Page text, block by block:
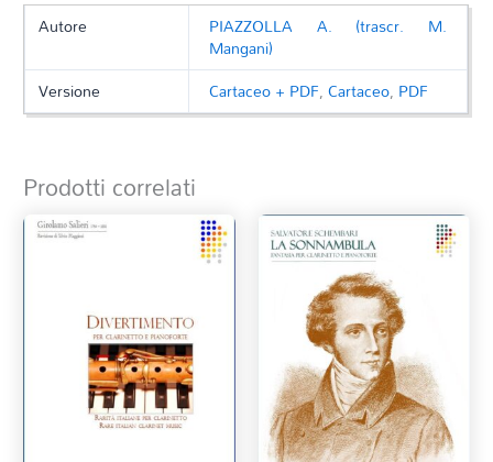
Autore PIAZZOLLA A. (trascr. M.
Mangani)
Versione
Cartaceo + PDF,Cartaceo, PDF
Prodotti correlati